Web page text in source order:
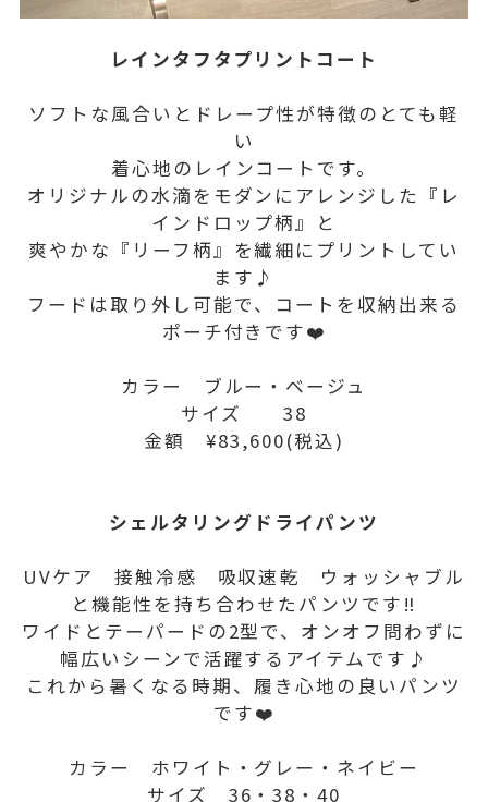
レインタフタプリントコート
ソフトな風合いとドレープ性が特徴のとても軽
い
着心地のレインコートです。
オリジナルの水滴をモダンにアレンジした『レ
インドロップ柄』と
爽やかな『リーフ柄』を繊細にプリントしてい
ます♪
フードは取り外し可能で、コートを収納出来る
ポーチ付きです❤️
カラー ブルー・ベージュ
サイズ 38
金額 ¥83,600(税込)
シェルタリングドライパンツ
UVケア 接触冷感 吸収速乾 ウォッシャブル
と機能性を持ち合わせたパンツです‼️
ワイドとテーパードの2型で、オンオフ問わずに
幅広いシーンで活躍するアイテムです♪
これから暑くなる時期、履き心地の良いパンツ
です❤️
カラー ホワイト・グレー・ネイビー
サイズ 36・38・40